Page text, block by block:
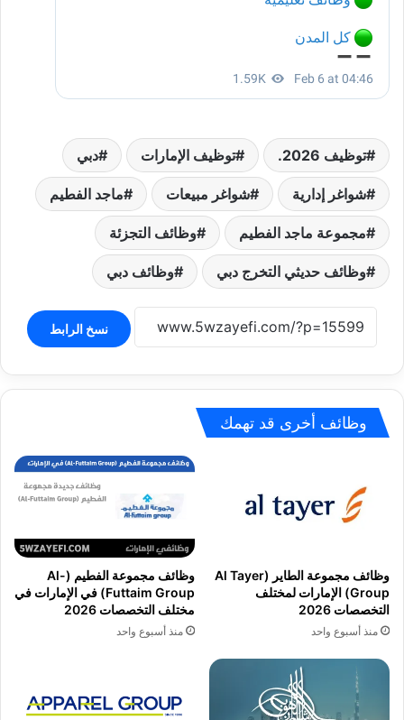
توظيف 2026. توظيف الإمارات دبي
شواغر إدارية شواغر مبيعات ماجد الفطيم
مجموعة ماجد الفطيم وظائف التجزئة
وظائف حديثي التخرج دبي وظائف دبي
نسخ الرابط
وظائف أخرى قد تهمك
وظائف مجموعة الطاير (Al Tayer
Group) الإمارات لمختلف
التخصصات 2026
منذ أسبوع واحد
وظائف مجموعة الفطيم (Al-
Futtaim Group) في الإمارات في
مختلف التخصصات 2026
منذ أسبوع واحد